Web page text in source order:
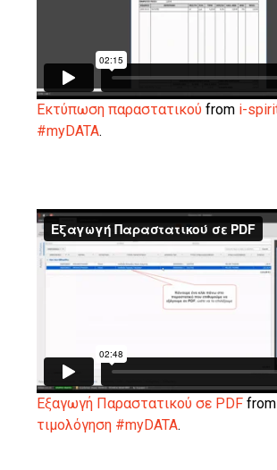
Εκτύπωση παραστατικού from i-
#myDATA.
Εξαγωγή Παραστατικού σε PDF from
τιμολόγηση #myDATA.